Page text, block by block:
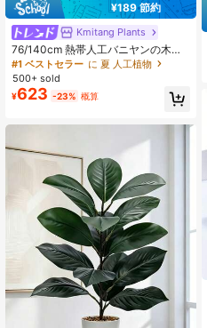
¥189 節約
Kmitang Plants
76/140cm 熱帯人工バニヤンの木、
偽の大型南部竹の枝、プラスチック
のヤシの木、高さのある緑のフィカ
スの木、ホーム、ガーデン、オフィ
スの装飾に適しています。鉢は含ま
#1 ベストセラー に 夏 人工植物
500+ sold
¥623 -23% 概算